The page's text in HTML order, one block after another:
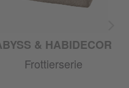
& HABIDECOR
Frottierserie